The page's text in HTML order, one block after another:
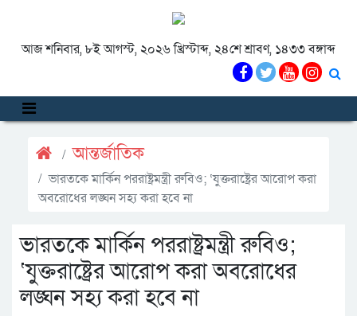
আজ শনিবার, ৮ই আগস্ট, ২০২৬ খ্রিস্টাব্দ, ২৪শে শ্রাবণ, ১৪৩৩ বঙ্গাব্দ
আন্তর্জাতিক
ভারতকে মার্কিন পররাষ্ট্রমন্ত্রী রুবিও; ‘যুক্তরাষ্ট্রের আরোপ করা
অবরোধের লঙ্ঘন সহ্য করা হবে না
ভারতকে মার্কিন পররাষ্ট্রমন্ত্রী রুবিও;
‘যুক্তরাষ্ট্রের আরোপ করা অবরোধের
লঙ্ঘন সহ্য করা হবে না